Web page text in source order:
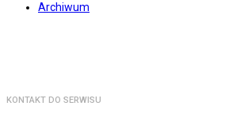
Archiwum
KONTAKT DO SERWISU